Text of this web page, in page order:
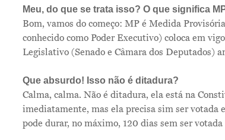
Meu, do que se trata isso? O que significa
Bom, vamos do começo: MP é Medida
conhecido como Poder Executivo) coloca em
Legislativo (Senado e Câmara dos Deputados)
Que absurdo! Isso não é ditadura?
Calma, calma. Não é ditadura, ela está na
imediatamente, mas ela precisa sim ser votada
pode durar, no máximo, 120 dias sem ser